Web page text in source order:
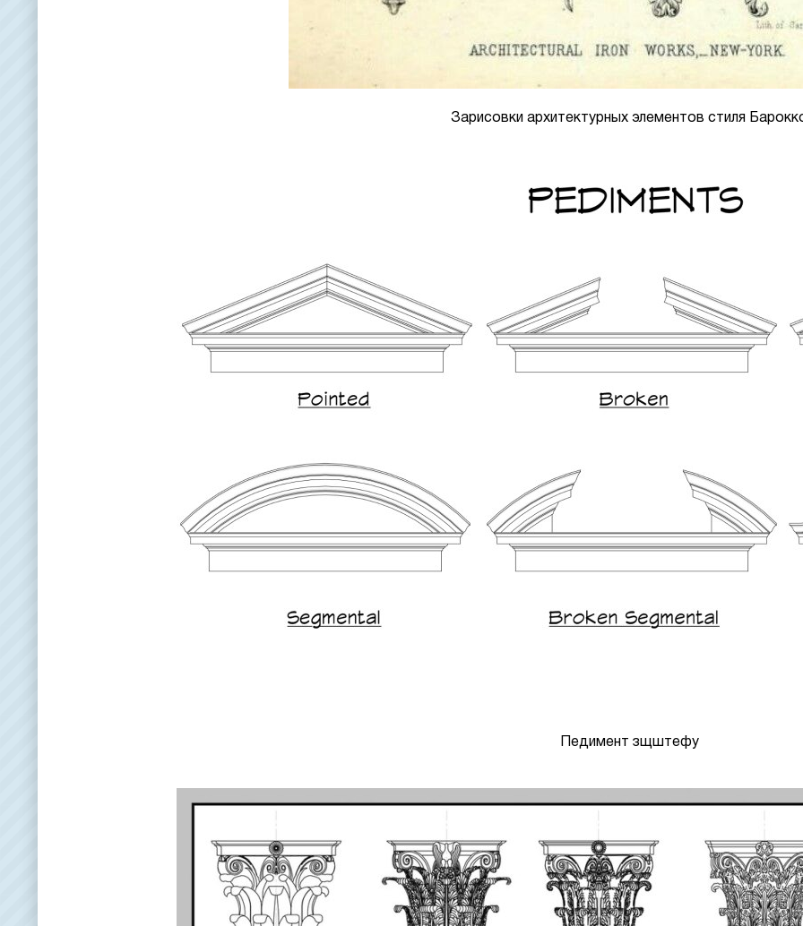
Зарисовки архитектурных элементов стиля
Педимент зщштефу